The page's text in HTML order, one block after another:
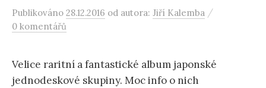
Publikováno 28.12.2016 od autora: Jiří Kalemba /
0 komentářů
Velice raritní a fantastické album japonské
jednodeskové skupiny. Moc info o nich